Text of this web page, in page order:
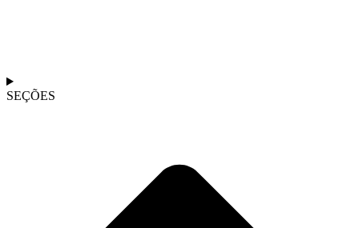
SEÇÕES